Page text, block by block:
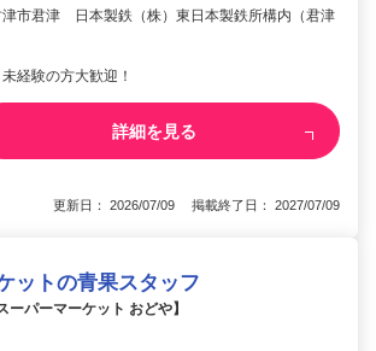
津市君津 日本製鉄（株）東日本製鉄所構内（君津
経験の方大歓迎！
詳細を見る
更新日： 2026/07/09 掲載終了日： 2027/07/09
ットの青果スタッフ
ーパーマーケット おどや】